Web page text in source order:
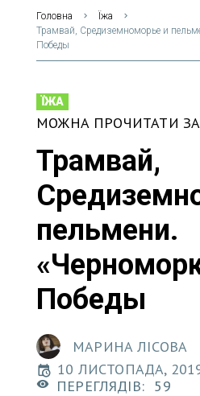
Головна
Їжа
Трамвай, Средиземноморье и
Победы
ЇЖА
МОЖНА ПРОЧИТАТИ
Трамвай,
пельмени.
Победы
МАРИНА ЛІСОВА
10 ЛИСТОПАДА,
ПЕРЕГЛЯДІВ: 59